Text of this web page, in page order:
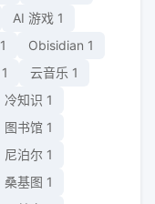
AI 游戏 1
1 Obisidian 1
1 云音乐 1
冷知识 1
图书馆 1
尼泊尔 1
桑基图 1